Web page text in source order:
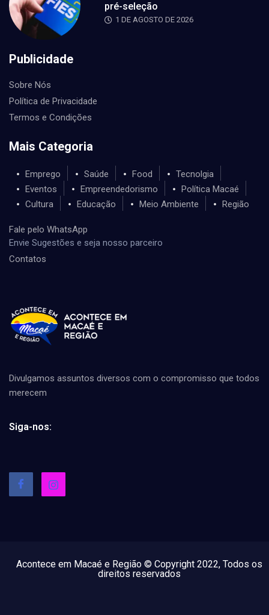
pré-seleção
1 DE AGOSTO DE 2026
Publicidade
Sobre Nós
Política de Privacidade
Termos e Condições
Mais Categoria
Emprego Saúde Food
Tecnolgia
Eventos
Empreendedorismo
Política Macaé
Cultura
Educação Meio Ambiente Região
Fale pelo WhatsApp
Envie Sugestões e seja nosso parceiro
Contatos
Divulgamos assuntos diversos com o compromisso que todos
merecem
Siga-nos:
Acontece em Macaé e Região © Copyright 2022, Todos os
direitos reservados